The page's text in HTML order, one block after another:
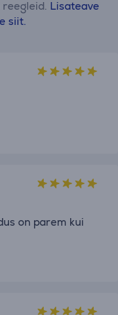
Lisateave
siit.
on parem kui